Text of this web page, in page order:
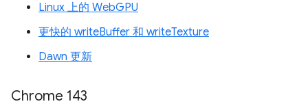
Linux 上的 WebGPU
更快的 writeBuffer 和 writeTexture
Dawn 更新
Chrome 143